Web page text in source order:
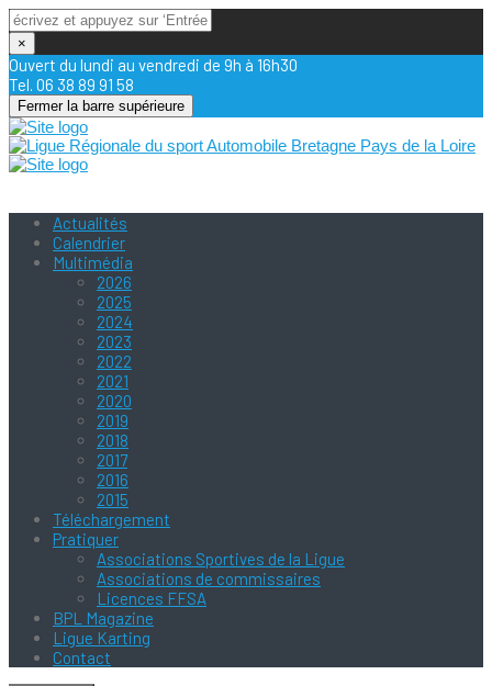
×
Ouvert du lundi au vendredi de 9h à 16h30
Tel. 06 38 89 91 58
Fermer la barre supérieure
Actualités
Calendrier
Multimédia
2026
2025
2024
2023
2022
2021
2020
2019
2018
2017
2016
2015
Téléchargement
Pratiquer
Associations Sportives de la Ligue
Associations de commissaires
Licences FFSA
BPL Magazine
Ligue Karting
Contact